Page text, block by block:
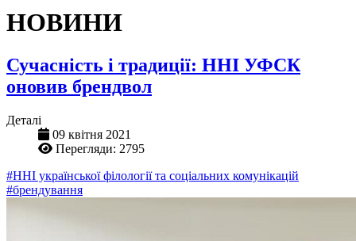
НОВИНИ
Сучасність і традиції: ННІ УФСК
оновив брендвол
Деталі
09 квітня 2021
Перегляди: 2795
#ННІ української філології та соціальних комунікацій
#брендування